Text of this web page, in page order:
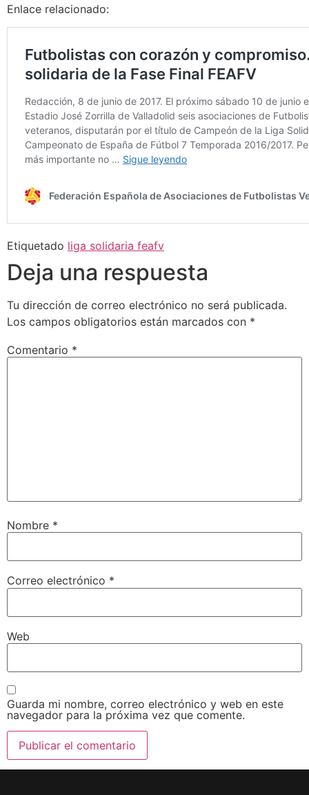
Enlace relacionado:
Etiquetado liga solidaria feafv
Deja una respuesta
Tu dirección de correo electrónico no será publicada.
Los campos obligatorios están marcados con *
Comentario *
Nombre *
Correo electrónico *
Web
Guarda mi nombre, correo electrónico y web en este
navegador para la próxima vez que comente.